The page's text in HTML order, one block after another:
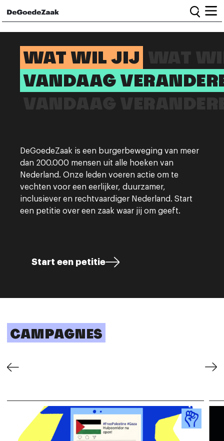
Alle campagnes
Burgercampagnes
Wat we doen
Het team
Informatie en bestuur
Vacatures
WAT WIL JIJ
VANDAAG
DeGoedeZaak is een burgerbeweging van meer
dan 200.000 mensen uit alle hoeken van
Nederland. Onze leden voeren actie om te
vechten voor een eerlijker, duurzamer,
inclusiever en rechtvaardiger Nederland. Start
een petitie over een zaak waar jij om geeft.
Start een petitie
CAMPAGNES